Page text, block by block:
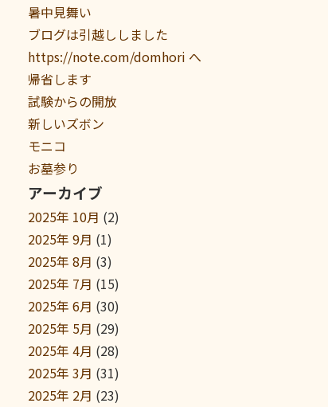
暑中見舞い
ブログは引越ししました
https://note.com/domhori へ
帰省します
試験からの開放
新しいズボン
モニコ
お墓参り
アーカイブ
2025年 10月 (2)
2025年 9月 (1)
2025年 8月 (3)
2025年 7月 (15)
2025年 6月 (30)
2025年 5月 (29)
2025年 4月 (28)
2025年 3月 (31)
2025年 2月 (23)